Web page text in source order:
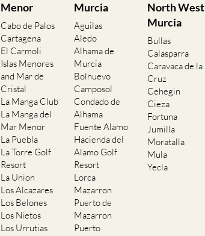
Menor
Cabo de Palos
Cartagena
El Carmoli
Islas Menores
and Mar de
Cristal
La Manga Club
La Manga del
Mar Menor
La Puebla
La Torre Golf
Resort
La Union
Los Alcazares
Los Belones
Los Nietos
Los Urrutias
Murcia
Aguilas
Aledo
Alhama de
Murcia
Bolnuevo
Camposol
Condado de
Alhama
Fuente Alamo
Hacienda del
Alamo Golf
Resort
Lorca
Mazarron
Puerto de
Mazarron
Puerto
North West
Murcia
Bullas
Calasparra
Caravaca de la
Cruz
Cehegin
Cieza
Fortuna
Jumilla
Moratalla
Mula
Yecla